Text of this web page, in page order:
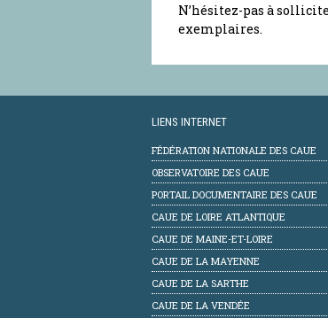
N’hésitez-pas à
exemplaires.
LIENS INTERNET
FÉDÉRATION NATIONALE DES CAUE
OBSERVATOIRE DES CAUE
PORTAIL DOCUMENTAIRE DES CAUE
CAUE DE LOIRE ATLANTIQUE
CAUE DE MAINE-ET-LOIRE
CAUE DE LA MAYENNE
CAUE DE LA SARTHE
CAUE DE LA VENDÉE